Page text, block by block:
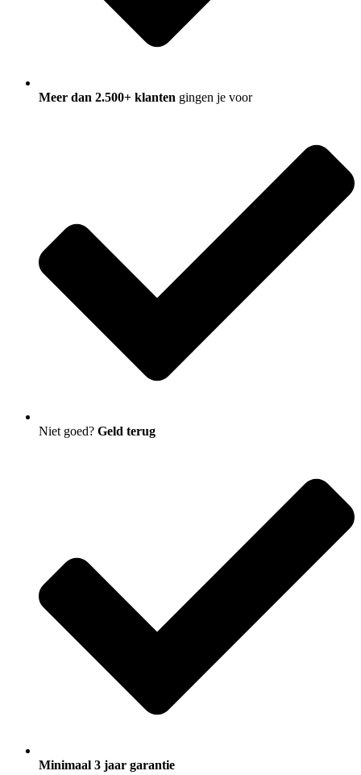
Meer dan 2.500+ klanten gingen je voor
Niet goed? Geld terug
Minimaal 3 jaar garantie